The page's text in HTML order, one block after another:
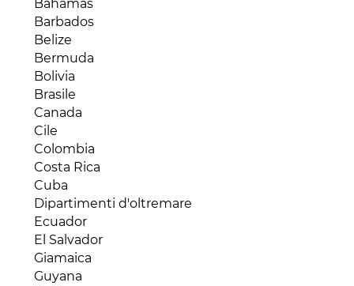
Camerun
Capo Verde
Ciad
Comore
Costa d'Avorio
Egitto
Eritrea
Etiopia
Gabon
Gambia
Ghana
Gibuti
Guinea Bissau
Guinea Conakry
Guinea Equatoriale
Bahamas
Barbados
Belize
Bermuda
Bolivia
Brasile
Canada
Cile
Colombia
Costa Rica
Cuba
Dipartimenti d'oltremare
Ecuador
El Salvador
Giamaica
Guyana